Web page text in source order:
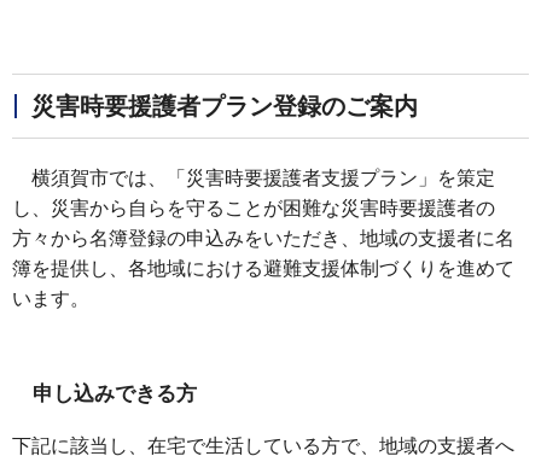
災害時要援護者プラン登録のご案内
横須賀市では、「災害時要援護者支援プラン」を策定
し、災害から自らを守ることが困難な災害時要援護者の
方々から名簿登録の申込みをいただき、地域の支援者に名
簿を提供し、各地域における避難支援体制づくりを進めて
います。
申し込みできる方
下記に該当し、在宅で生活している方で、地域の支援者へ